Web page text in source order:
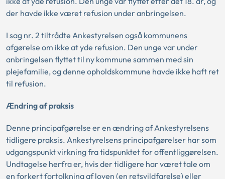
der havde ikke været refusion under anbringelsen.
I sag nr. 2 tiltrådte Ankestyrelsen også kommunens
afgørelse om ikke at yde refusion. Den unge var under
anbringelsen flyttet til ny kommune sammen med sin
plejefamilie, og denne opholdskommune havde ikke haft ret
til refusion.
Ændring af praksis
Denne principafgørelse er en ændring af Ankestyrelsens
tidligere praksis. Ankestyrelsens principafgørelser har som
udgangspunkt virkning fra tidspunktet for offentliggørelsen.
Undtagelse herfra er, hvis der tidligere har været tale om
en forkert fortolkning af loven (en retsvildfarelse) eller